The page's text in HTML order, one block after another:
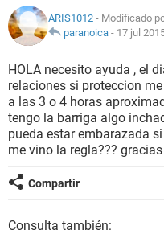
NUTRICIÓN
SEXUALIDAD
GLOSARIO
ARIS1012 - Modificado
paranoica - 17 jul
HOLA necesito ayuda , el
relaciones si proteccion
a las 3 o 4 horas
tengo la barriga algo
pueda estar embarazada
me vino la regla??? gracias
Compartir
Consulta también: